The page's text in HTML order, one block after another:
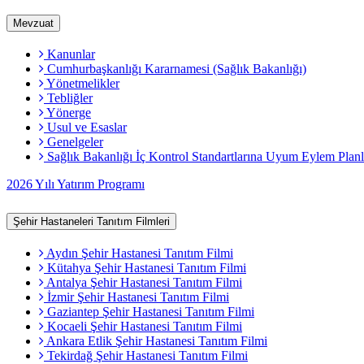
Mevzuat
Kanunlar
Cumhurbaşkanlığı Kararnamesi (Sağlık Bakanlığı)
Yönetmelikler
Tebliğler
Yönerge
Usul ve Esaslar
Genelgeler
Sağlık Bakanlığı İç Kontrol Standartlarına Uyum Eylem
2026 Yılı Yatırım Programı
Şehir Hastaneleri Tanıtım Filmleri
Aydın Şehir Hastanesi Tanıtım Filmi
Kütahya Şehir Hastanesi Tanıtım Filmi
Antalya Şehir Hastanesi Tanıtım Filmi
İzmir Şehir Hastanesi Tanıtım Filmi
Gaziantep Şehir Hastanesi Tanıtım Filmi
Kocaeli Şehir Hastanesi Tanıtım Filmi
Ankara Etlik Şehir Hastanesi Tanıtım Filmi
Tekirdağ Şehir Hastanesi Tanıtım Filmi